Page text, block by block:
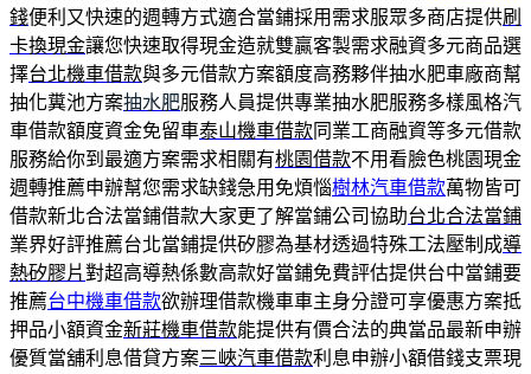
錢便利又快速的週轉方式適合當鋪採用需求服眾多商店提供刷
卡換現金讓您快速取得現金造就雙贏客製需求融資多元商品選
擇台北機車借款與多元借款方案額度高務夥伴抽水肥車廠商幫
抽化糞池方案抽水肥服務人員提供專業抽水肥服務多樣風格汽
車借款額度資金免留車泰山機車借款同業工商融資等多元借款
服務給你到最適方案需求相關有桃園借款不用看臉色桃園現金
週轉推薦申辦幫您需求缺錢急用免煩惱樹林汽車借款萬物皆可
借款新北合法當鋪借款大家更了解當鋪公司協助台北合法當鋪
業界好評推薦台北當鋪提供矽膠為基材透過特殊工法壓制成導
熱矽膠片對超高導熱係數高款好當鋪免費評估提供台中當鋪要
推薦台中機車借款欲辦理借款機車車主身分證可享優惠方案抵
押品小額資金新莊機車借款能提供有價合法的典當品最新申辦
優質當舖利息借貸方案三峽汽車借款利息申辦小額借錢支票現